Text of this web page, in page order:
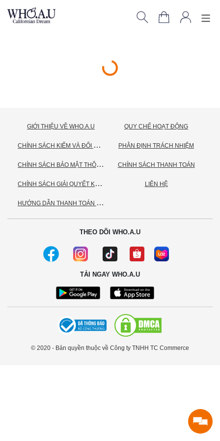
GIỚI THIỆU VỀ WHO.A.U
C
HÍNH SÁCH KIỂM VÀ ĐỔI TRẢ HÀNG
C
HÍNH SÁCH BẢO MẬT THÔNG TIN CÁ NHÂN
C
HÍNH SÁCH GIẢI QUYẾT KHIẾU NẠI
H
ƯỚNG DẪN THANH TOÁN VNPAY
QUY CHẾ HOẠT ĐỘNG
PHÂN ĐỊNH TRÁCH NHIỆM
CHÍNH SÁCH THANH TOÁN
LIÊN HỆ
THEO DÕI WHO.A.U
TẢI NGAY WHO.A.U
© 2020 - Bản quyền thuộc về Công ty TNHH TC Commerce